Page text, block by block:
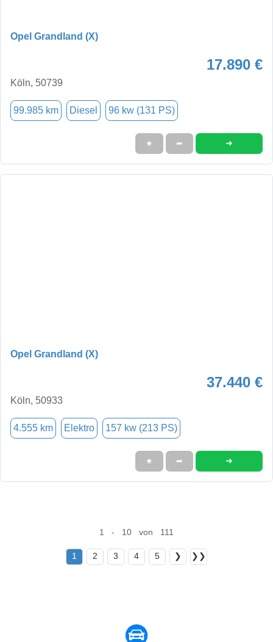
Opel Grandland (X)
17.890 €
Köln, 50739
99.985 km Diesel 96 kw (131 PS)
★ ➦ ➜
Opel Grandland (X)
37.440 €
Köln, 50933
4.555 km Elektro 157 kw (213 PS)
★ ➦ ➜
1 - 10 von 111
1 2 3 4 5 ❯ ❯❯